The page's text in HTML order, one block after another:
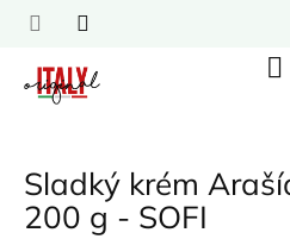
Sladký krém
200 g - SOFI